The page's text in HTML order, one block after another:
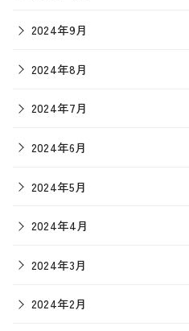
2024年9月
2024年8月
2024年7月
2024年6月
2024年5月
2024年4月
2024年3月
2024年2月